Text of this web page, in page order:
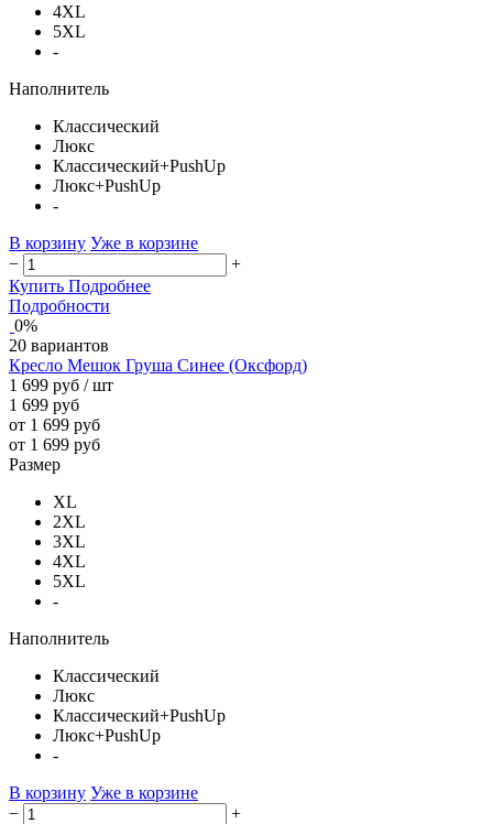
4XL
5XL
-
Наполнитель
Классический
Люкс
Классический+PushUp
Люкс+PushUp
-
В корзину Уже в корзине
−
+
Купить Подробнее
Подробности
0%
20 вариантов
Кресло Мешок Груша Синее (Оксфорд)
1 699 руб / шт
1 699 руб
от 1 699 руб
от 1 699 руб
Размер
XL
2XL
3XL
4XL
5XL
-
Наполнитель
Классический
Люкс
Классический+PushUp
Люкс+PushUp
-
В корзину Уже в корзине
−
+